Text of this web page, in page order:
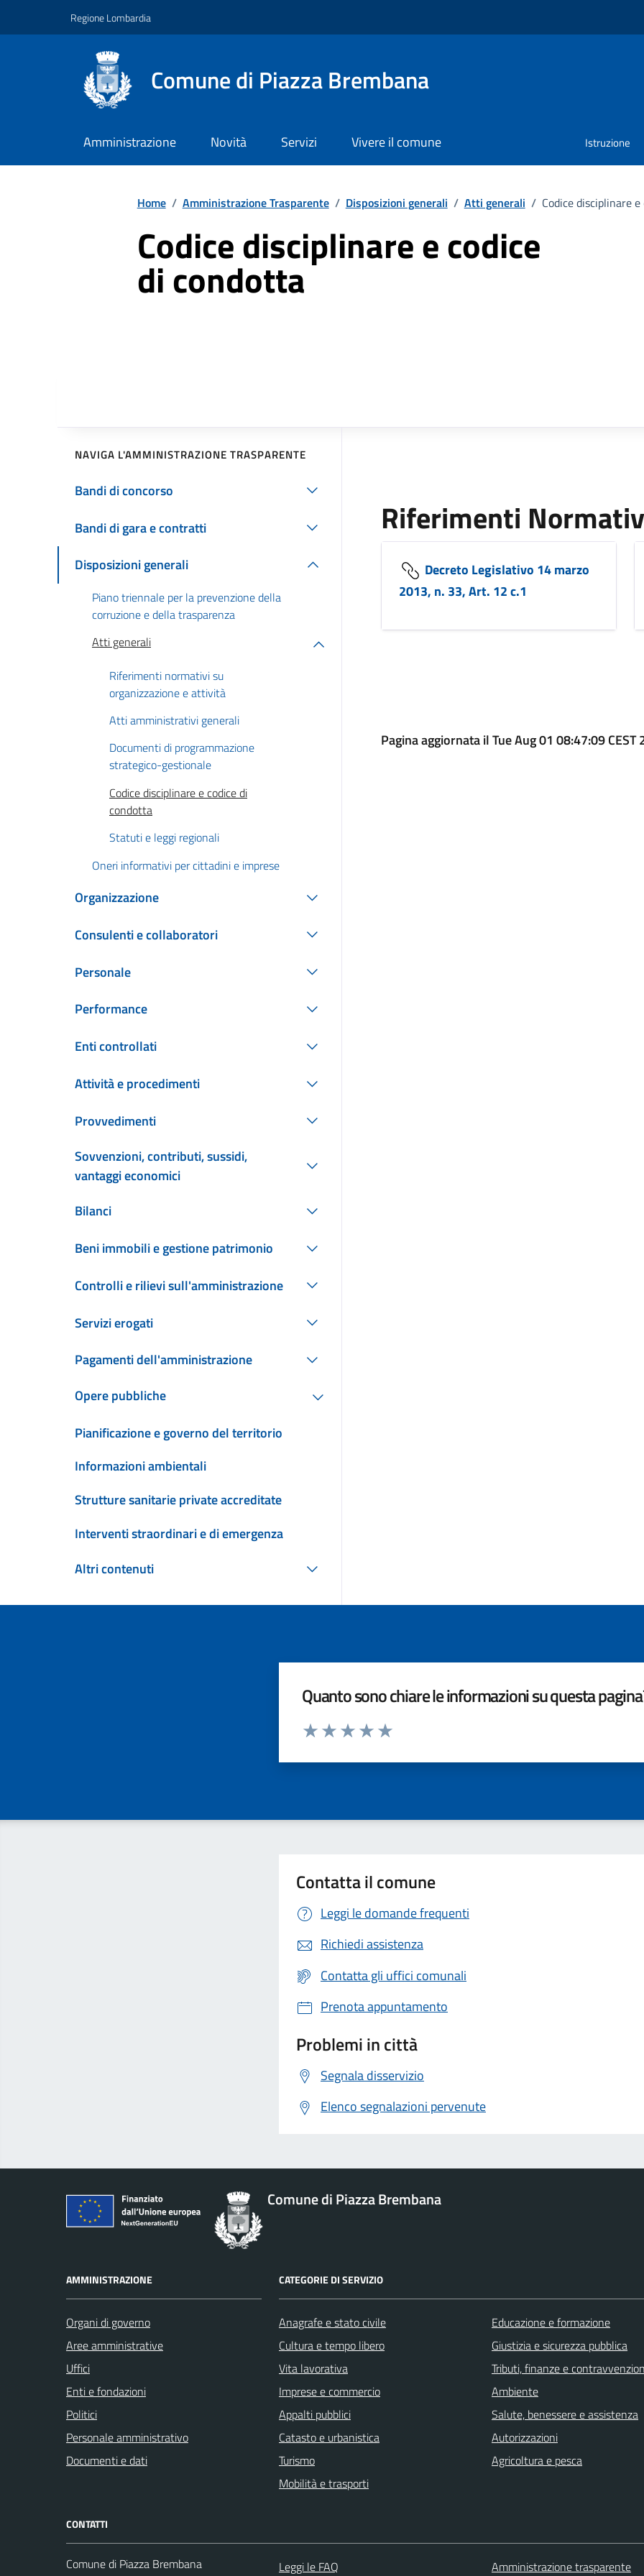
Regione Lombardia
Comune di Piazza Brembana
Amministrazione Novità Servizi Vivere il comune Istruzione
Home / Amministrazione Trasparente / Disposizioni generali / Atti generali / Codice disciplinare
Codice disciplinare e codice
di condotta
NAVIGA L'AMMINISTRAZIONE TRASPARENTE
Bandi di concorso
Bandi di gara e contratti
Disposizioni generali
Piano triennale per la prevenzione della
corruzione e della trasparenza
Atti generali
Riferimenti normativi su
organizzazione e attività
Atti amministrativi generali
Documenti di programmazione
strategico-gestionale
Codice disciplinare e codice di
condotta
Statuti e leggi regionali
Oneri informativi per cittadini e imprese
Organizzazione
Consulenti e collaboratori
Personale
Performance
Enti controllati
Attività e procedimenti
Provvedimenti
Sovvenzioni, contributi, sussidi,
vantaggi economici
Bilanci
Beni immobili e gestione patrimonio
Controlli e rilievi sull'amministrazione
Servizi erogati
Pagamenti dell'amministrazione
Opere pubbliche
Pianificazione e governo del territorio
Informazioni ambientali
Strutture sanitarie private accreditate
Interventi straordinari e di emergenza
Altri contenuti
Riferimenti
Decreto Legislativo 14 marzo
2013, n. 33, Art. 12 c.1
Pagina aggiornata il Tue Aug 01 08:47:09 CEST
Quanto sono chiare le informazioni su questa
Valuta da 1 a 5 stelle la pagina
Contatta il comune
Leggi le domande frequenti
Richiedi assistenza
Contatta gli uffici comunali
Prenota appuntamento
Problemi in città
Segnala disservizio
Elenco segnalazioni pervenute
Comune di Piazza Brembana
AMMINISTRAZIONE
Organi di governo
Aree amministrative
Uffici
Enti e fondazioni
Politici
Personale amministrativo
Documenti e dati
CATEGORIE DI SERVIZIO
Anagrafe e stato civile
Cultura e tempo libero
Vita lavorativa
Imprese e commercio
Appalti pubblici
Catasto e urbanistica
Turismo
Mobilità e trasporti
Educazione e formazione
Giustizia e sicurezza pubblica
Tributi, finanze e
Ambiente
Salute, benessere e assistenza
Autorizzazioni
Agricoltura e pesca
CONTATTI
Comune di Piazza Brembana
Leggi le FAQ Amministrazione trasparente